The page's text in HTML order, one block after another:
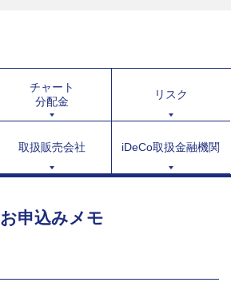
チャート
分配金
リスク
取扱販売会社 iDeCo取扱金融機関
お申込みメモ